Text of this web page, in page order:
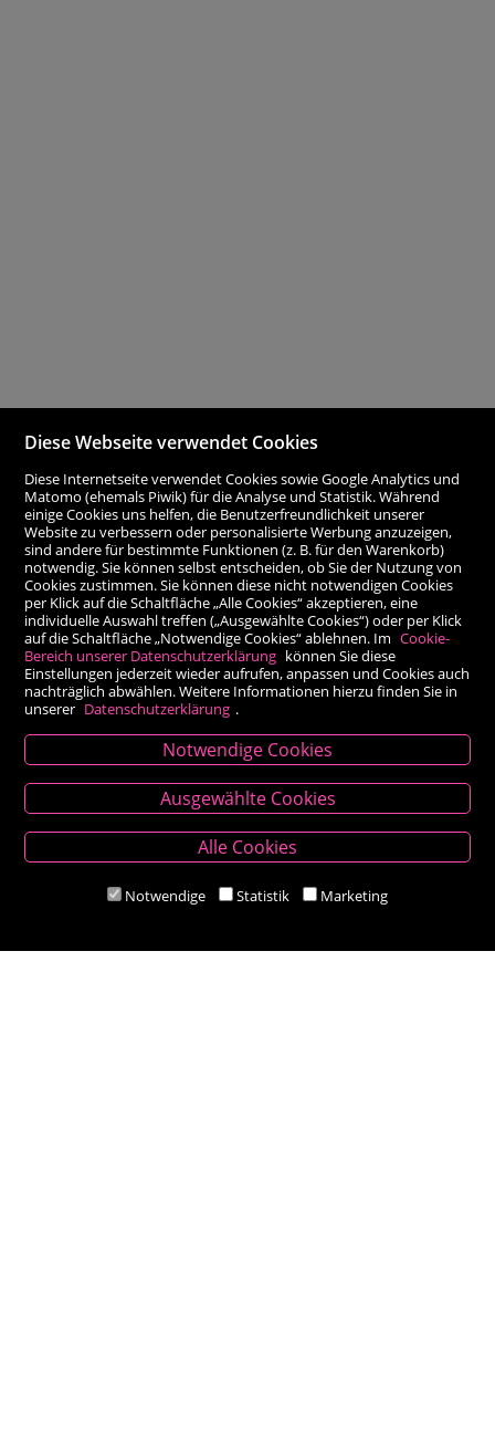
Kontakt
Besold Buch-Papier
Hauptplatz 14, 9300 St. Veit an der Glan
M:bestellung@besold.at
Diese Webseite verwendet Cookies
Diese Internetseite verwendet Cookies sowie Google Analytics und
Matomo (ehemals Piwik) für die Analyse und Statistik. Während
einige Cookies uns helfen, die Benutzerfreundlichkeit unserer
Website zu verbessern oder personalisierte Werbung anzuzeigen,
sind andere für bestimmte Funktionen (z. B. für den Warenkorb)
notwendig. Sie können selbst entscheiden, ob Sie der Nutzung von
Cookies zustimmen. Sie können diese nicht notwendigen Cookies
per Klick auf die Schaltfläche „Alle Cookies“ akzeptieren, eine
individuelle Auswahl treffen („Ausgewählte Cookies“) oder per Klick
auf die Schaltfläche „Notwendige Cookies“ ablehnen. Im Cookie-
Bereich unserer Datenschutzerklärung können Sie diese
Einstellungen jederzeit wieder aufrufen, anpassen und Cookies auch
nachträglich abwählen. Weitere Informationen hierzu finden Sie in
unserer Datenschutzerklärung .
Notwendige Cookies
Ausgewählte Cookies
Alle Cookies
Notwendige Statistik Marketing